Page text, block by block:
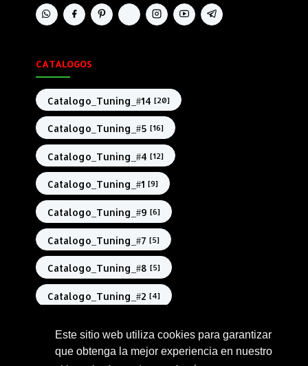
Este sitio web utiliza cookies para garantizar
que obtenga la mejor experiencia en nuestro
CATALOGOS
Catalogo_Tuning_#14 [20]
Catalogo_Tuning_#5 [16]
Catalogo_Tuning_#4 [12]
Catalogo_Tuning_#1 [9]
Catalogo_Tuning_#9 [6]
Catalogo_Tuning_#7 [5]
Catalogo_Tuning_#8 [5]
Catalogo_Tuning_#2 [4]
Catalogo_Tuning_#6 [3]